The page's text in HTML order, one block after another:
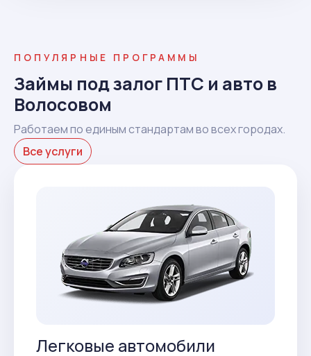
ПОПУЛЯРНЫЕ ПРОГРАММЫ
Займы под залог ПТС и авто в
Волосовом
Работаем по единым стандартам во всех городах.
Все услуги
Легковые автомобили